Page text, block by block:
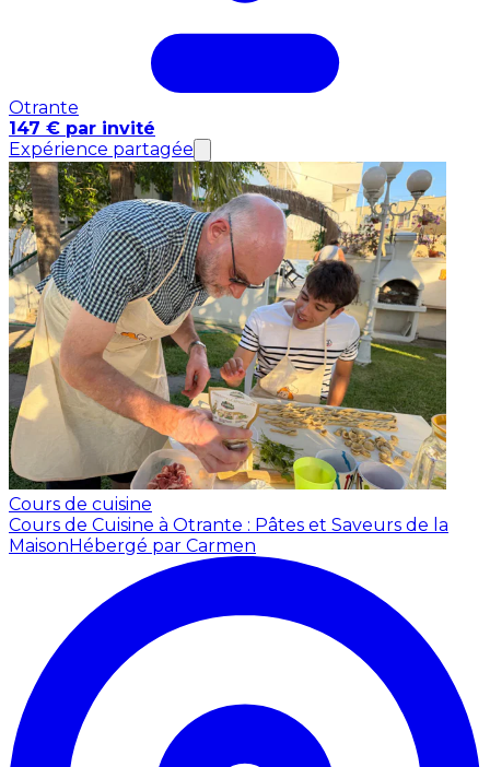
Otrante
147 € par invité
Expérience partagée
Cours de cuisine
Cours de Cuisine à Otrante : Pâtes et Saveurs de la
Maison Hébergé par Carmen